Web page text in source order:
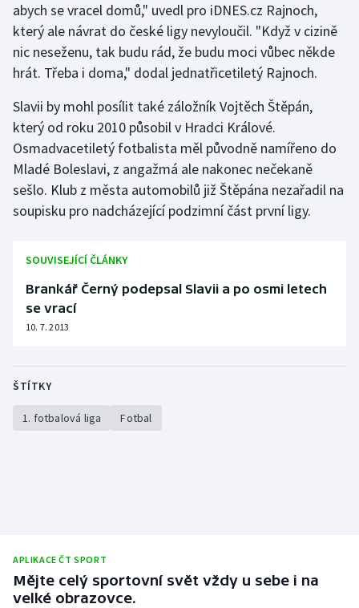
Jezdectví
Judo
Lezení
Lyže a snowboard
Moderní pětiboj
Olympijské hry
Parasport
Plážový volejbal
Sportovní střelba
abych se vracel domů," uvedl pro iDNES.cz Rajnoch,
který ale návrat do české ligy nevyloučil. "Když v cizině
nic neseženu, tak budu rád, že budu moci vůbec někde
hrát. Třeba i doma," dodal jednatřicetiletý Rajnoch.
Slavii by mohl posílit také záložník Vojtěch Štěpán,
který od roku 2010 působil v Hradci Králové.
Osmadvacetiletý fotbalista měl původně namířeno do
Mladé Boleslavi, z angažmá ale nakonec nečekaně
sešlo. Klub z města automobilů již Štěpána nezařadil na
soupisku pro nadcházející podzimní část první ligy.
SOUVISEJÍCÍ ČLÁNKY
Brankář Černý podepsal Slavii a po osmi letech
se vrací
10. 7. 2013
ŠTÍTKY
1. fotbalová liga Fotbal
APLIKACE ČT SPORT
Mějte celý sportovní svět vždy u sebe i na
velké obrazovce.